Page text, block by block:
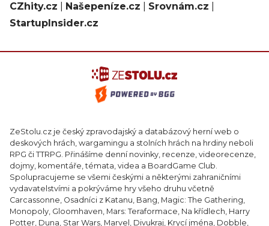
CZhity.cz
Našepeníze.cz Srovnám.cz
StartupInsider.cz
ZeStolu.cz je český zpravodajský a databázový herní web o
deskových hrách, wargamingu a stolních hrách na hrdiny neboli
RPG či TTRPG. Přinášíme denní novinky, recenze, videorecenze,
dojmy, komentáře, témata, videa a BoardGame Club.
Spolupracujeme se všemi českými a některými zahraničními
vydavatelstvími a pokrýváme hry všeho druhu včetně
Carcassonne, Osadníci z Katanu, Bang, Magic: The Gathering,
Monopoly, Gloomhaven, Mars: Teraformace, Na křídlech, Harry
Potter, Duna, Star Wars, Marvel, Divukraj, Krycí jména, Dobble,